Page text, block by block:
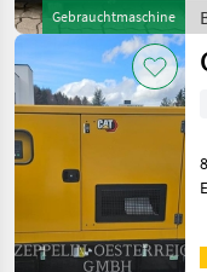
Gebrauchtmaschine